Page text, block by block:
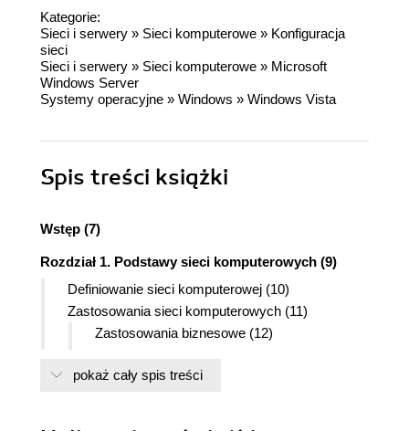
Kategorie:
Sieci i serwery » Sieci komputerowe » Konfiguracja
sieci
Sieci i serwery » Sieci komputerowe » Microsoft
Windows Server
Systemy operacyjne » Windows » Windows Vista
Spis treści książki
Wstęp (7)
Rozdział 1. Podstawy sieci komputerowych (9)
Definiowanie sieci komputerowej (10)
Zastosowania sieci komputerowych (11)
Zastosowania biznesowe (12)
Zasięg sieci komputerowych (13)
pokaż cały spis treści